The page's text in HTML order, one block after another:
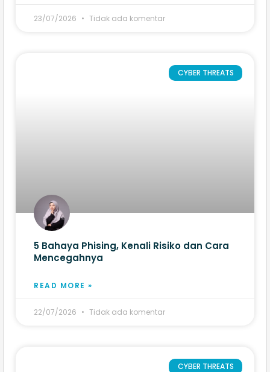
23/07/2026 Tidak ada komentar
CYBER THREATS
5 Bahaya Phising, Kenali Risiko dan Cara
Mencegahnya
READ MORE »
22/07/2026 Tidak ada komentar
CYBER THREATS